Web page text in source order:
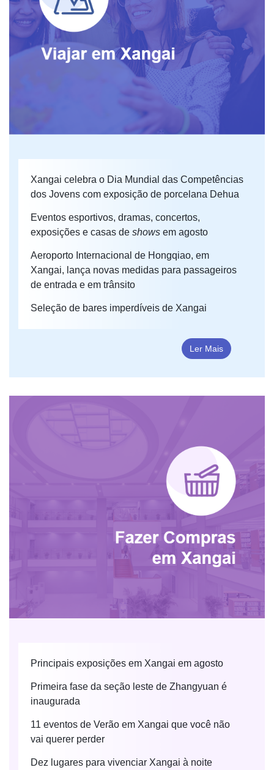
Xangai celebra o Dia Mundial das Competências
dos Jovens com exposição de porcelana Dehua
Eventos esportivos, dramas, concertos,
exposições e casas de shows em agosto
Aeroporto Internacional de Hongqiao, em
Xangai, lança novas medidas para passageiros
de entrada e em trânsito
Seleção de bares imperdíveis de Xangai
Ler Mais
Principais exposições em Xangai em agosto
Primeira fase da seção leste de Zhangyuan é
inaugurada
11 eventos de Verão em Xangai que você não
vai querer perder
Dez lugares para vivenciar Xangai à noite